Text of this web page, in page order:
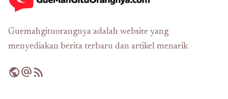
Guemahgituorangnya adalah website yang
menyediakan berita terbaru dan artikel menarik
publicalternate_emailrss_feed